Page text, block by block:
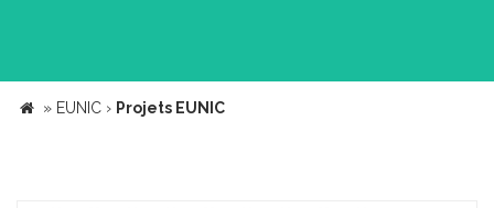
» EUNIC › Projets EUNIC